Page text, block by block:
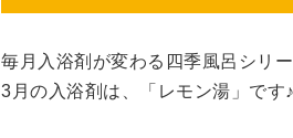
毎月入浴剤が変わる四季風呂シリ
3月の入浴剤は、「レモン湯」です♪